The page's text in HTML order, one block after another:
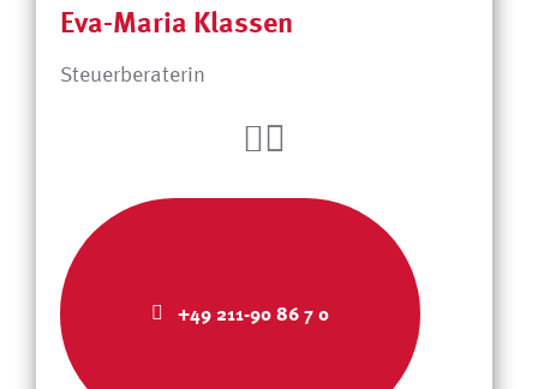
Eva-Maria Klassen
Steuerberaterin
+49 211-90 86 7 0